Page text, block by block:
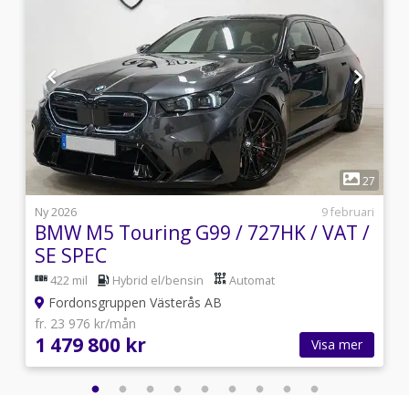
1
27
Ny 2026
9 februari
BMW M5 Touring G99 / 727HK / VAT /
SE SPEC
422 mil Hybrid el/bensin Automat
Fordonsgruppen Västerås AB
fr. 23 976 kr/mån
1 479 800 kr Visa mer